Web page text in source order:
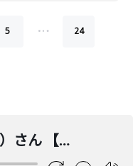
5 … 24
古謝玄太（こじゃ・げんた）さん 【那覇市副市長】